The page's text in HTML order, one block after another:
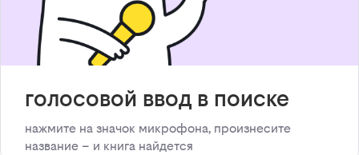
голосовой ввод в поиске
нажмите на значок микрофона, произнесите
название – и книга найдется